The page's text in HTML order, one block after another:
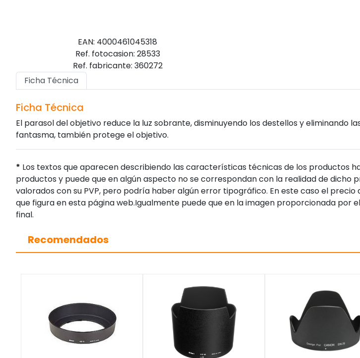
EAN: 4000461045318
Ref. fotocasion: 28533
Ref. fabricante: 360272
Ficha Técnica
Ficha Técnica
El parasol del objetivo reduce la luz sobrante, disminuyendo los destellos y eliminando
fantasma, también protege el objetivo.
* Los textos que aparecen describiendo las características técnicas de los productos
productos y puede que en algún aspecto no se correspondan con la realidad de dicho
valorados con su PVP, pero podría haber algún error tipográfico. En este caso el
que figura en esta página web.Igualmente puede que en la imagen proporcionada
final.
Recomendados